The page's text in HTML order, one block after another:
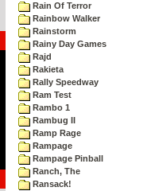
Rain Of Terror
Rainbow Walker
Rainstorm
Rainy Day Games
Rajd
Rakieta
Rally Speedway
Ram Test
Rambo 1
Rambug II
Ramp Rage
Rampage
Rampage Pinball
Ranch, The
Ransack!